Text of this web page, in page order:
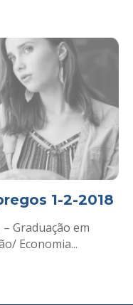
1-2-2018
Graduação em
Economia...